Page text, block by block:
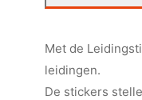
Met de
leidingen.
De stickers